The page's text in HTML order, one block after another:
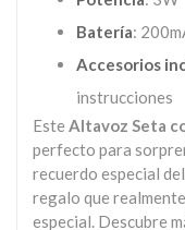
Batería:
Accesorios
instrucciones
EsteAltavoz Seta
perfecto para
recuerdo especial
regalo que
especial. Descubre